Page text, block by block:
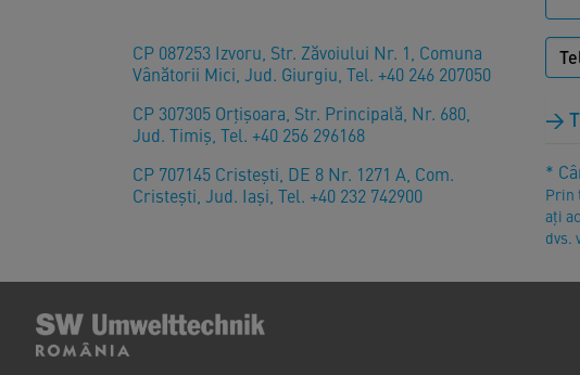
CP 087253 Izvoru, Str. Zăvoiului Nr. 1, Comuna
Vânătorii Mici, Jud. Giurgiu, Tel. +40 246 207050
CP 307305 Orţişoara, Str. Principală, Nr. 680,
Jud. Timiş, Tel. +40 256 296168
CP 707145 Cristești, DE 8 Nr. 1271 A, Com.
Cristești, Jud. Iași, Tel. +40 232 742900
*
Prin
ați
dvs.